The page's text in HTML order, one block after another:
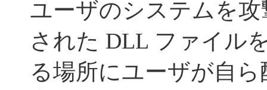
ユーザのシステムを
された DLL ファイル
る場所にユーザが自